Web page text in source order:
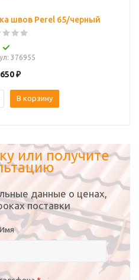
швов Perel 65/черный
: 376955
₽
В корзину
или получите
данные о ценах,
поставки